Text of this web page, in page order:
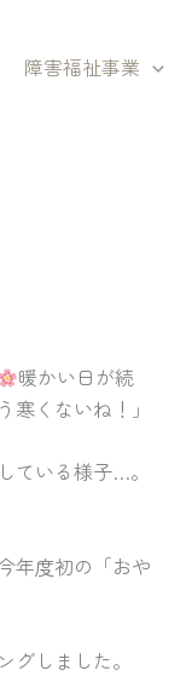
障害福祉事業
暖かい日が続
くないね！」
ている様子…。
年度初の「おや
しました。